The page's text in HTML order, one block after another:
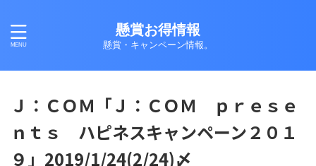
懸賞お得情報
懸賞・キャンペーン情報。
Ｊ：ＣＯＭ「Ｊ：ＣＯＭ ｐｒｅｓｅ
ｎｔｓ ハピネスキャンペーン２０１
９」2019/1/24(2/24)〆